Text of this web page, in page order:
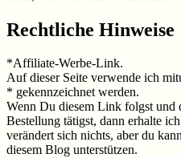
Rechtliche Hinweise
*Affiliate-Werbe-Link.
Auf dieser Seite verwende ich
* gekennzeichnet werden.
Wenn Du diesem Link folgst und
Bestellung tätigst, dann erhalte
verändert sich nichts, aber du
diesem Blog unterstützen.